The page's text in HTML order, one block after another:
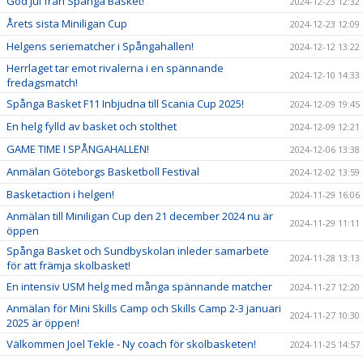
Årets sista Miniligan Cup 2024-12-23 12:09
Helgens seriematcher i Spångahallen! 2024-12-12 13:22
Herrlaget tar emot rivalerna i en spännande
fredagsmatch!
2024-12-10 14:33
Spånga Basket F11 Inbjudna till Scania Cup 2025! 2024-12-09 19:45
En helg fylld av basket och stolthet 2024-12-09 12:21
GAME TIME I SPÅNGAHALLEN! 2024-12-06 13:38
Anmälan Göteborgs Basketboll Festival 2024-12-02 13:59
Basketaction i helgen! 2024-11-29 16:06
Anmälan till Miniligan Cup den 21 december 2024 nu är
öppen
2024-11-29 11:11
Spånga Basket och Sundbyskolan inleder samarbete
för att främja skolbasket!
2024-11-28 13:13
En intensiv USM helg med många spännande matcher 2024-11-27 12:20
Anmälan för Mini Skills Camp och Skills Camp 2-3 januari
2025 är öppen!
2024-11-27 10:30
Välkommen Joel Tekle - Ny coach för skolbasketen! 2024-11-25 14:57